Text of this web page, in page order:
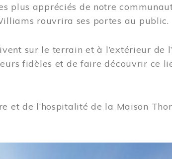
plus appréciés de notre
rouvrira ses portes au public.
sur le terrain et à l’extérieur de
fidèles et de faire découvrir ce
et de l’hospitalité de la Maison